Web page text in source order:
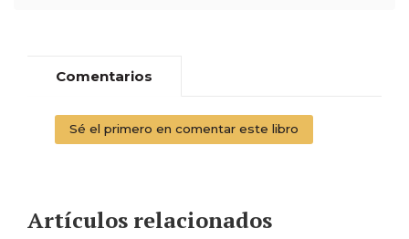
Comentarios
Sé el primero en comentar este libro
Artículos relacionados